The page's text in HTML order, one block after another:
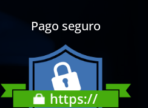
Pago seguro